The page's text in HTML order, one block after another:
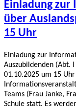
Einladung
über
15 Uhr
Einladung zur
Auszubildenden (Abt.
01.10.2025 um 15
Teams (Frau Janke,
Schule statt. Es